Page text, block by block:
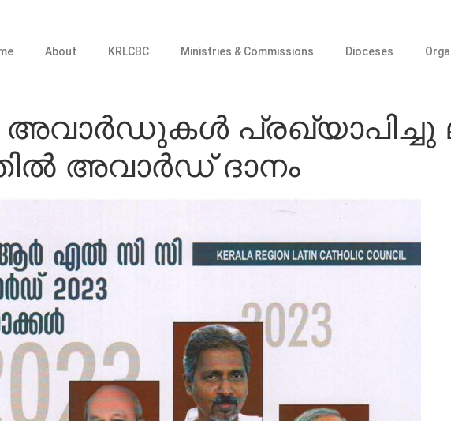
About KRLCBC Ministries & Commissions Dioceses
പ്രഖ്യാപിച്ചു
അവാര്‍ഡ് ദാനം